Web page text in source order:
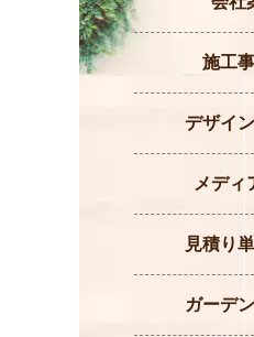
施工
デザイ
メディ
見積り
ガーデ